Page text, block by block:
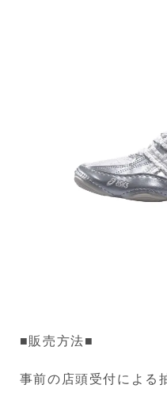
■販売方法■
事前の店頭受付による